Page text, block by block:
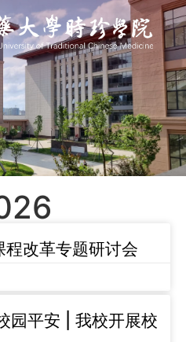
改革专题研讨会
园平安 | 我校开展校